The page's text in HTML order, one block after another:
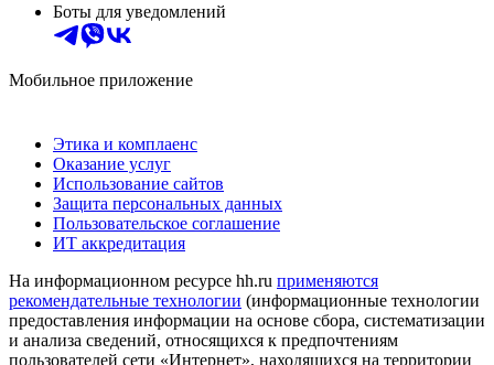
Боты для уведомлений
Мобильное приложение
Этика и комплаенс
Оказание услуг
Использование сайтов
Защита персональных данных
Пользовательское соглашение
ИТ аккредитация
На информационном ресурсе hh.ru применяются
рекомендательные технологии (информационные технологии
предоставления информации на основе сбора, систематизации
и анализа сведений, относящихся к предпочтениям
пользователей сети «Интернет», находящихся на территории